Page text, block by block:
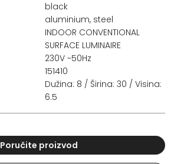
black
aluminium, steel
INDOOR CONVENTIONAL
SURFACE LUMINAIRE
230V ~50Hz
151410
Dužina: 8 / Širina: 30 / Visina:
6.5
Poručite proizvod